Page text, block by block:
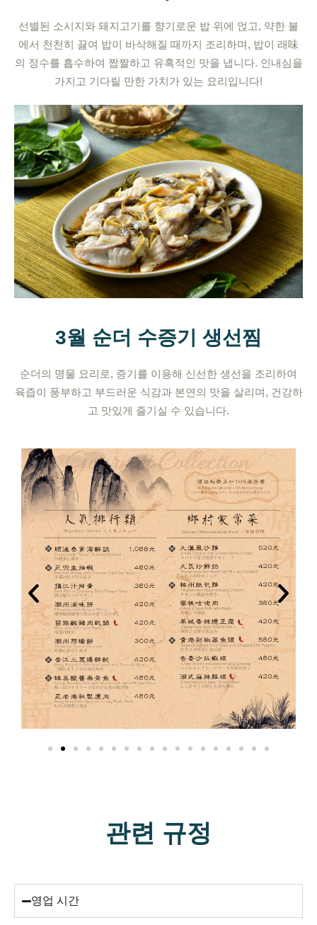
선별된 소시지와 돼지고기를 향기로운 밥 위에 얹고, 약한 불
에서 천천히 끓여 밥이 바삭해질 때까지 조리하며, 밥이 래味
의 정수를 흡수하여 짭짤하고 유혹적인 맛을 냅니다. 인내심을
가지고 기다릴 만한 가치가 있는 요리입니다!
3월 순더 수증기 생선찜
순더의 명물 요리로, 증기를 이용해 신선한 생선을 조리하여
육즙이 풍부하고 부드러운 식감과 본연의 맛을 살리며, 건강하
고 맛있게 즐기실 수 있습니다.
관련 규정
영업 시간